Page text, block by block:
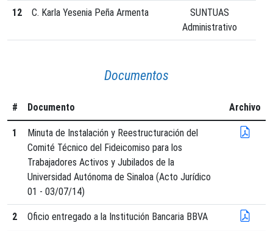
12 C. Karla Yesenia Peña Armenta
SUNTUAS
Administrativo
Documentos
# Documento Archivo
1
Minuta de Instalación y Reestructuración del
Comité Técnico del Fideicomiso para los
Trabajadores Activos y Jubilados de la
Universidad Autónoma de Sinaloa (Acto Jurídico
01 - 03/07/14)
2 Oficio entregado a la Institución Bancaria BBVA